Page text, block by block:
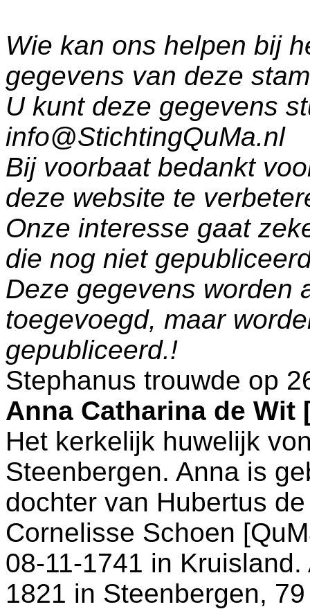
Wie kan ons helpen bij
gegevens van deze
U kunt deze gegevens
info@StichtingQuMa.nl
Bij voorbaat bedankt
deze website te
Onze interesse gaat
die nog niet
Deze gegevens worden
toegevoegd, maar
gepubliceerd.!
Stephanus trouwde op
Anna Catharina de Wit
Het kerkelijk huwelijk
Steenbergen. Anna is
dochter van Hubertus
Cornelisse Schoen
08-11-1741 in Kruisland.
1821 in Steenbergen,